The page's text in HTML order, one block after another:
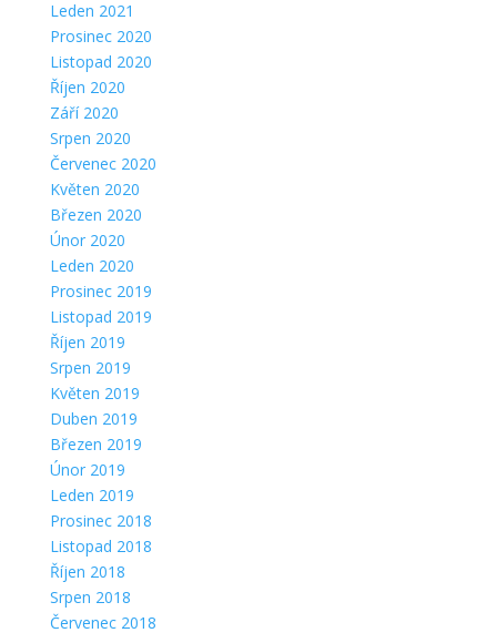
Leden 2021
Prosinec 2020
Listopad 2020
Říjen 2020
Září 2020
Srpen 2020
Červenec 2020
Květen 2020
Březen 2020
Únor 2020
Leden 2020
Prosinec 2019
Listopad 2019
Říjen 2019
Srpen 2019
Květen 2019
Duben 2019
Březen 2019
Únor 2019
Leden 2019
Prosinec 2018
Listopad 2018
Říjen 2018
Srpen 2018
Červenec 2018